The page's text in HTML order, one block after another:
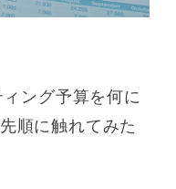
ング予算を何に
順に触れてみた